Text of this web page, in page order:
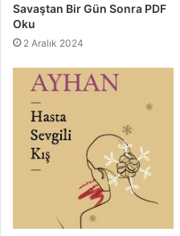
Savaştan Bir Gün Sonra PDF
Oku
2 Aralık 2024